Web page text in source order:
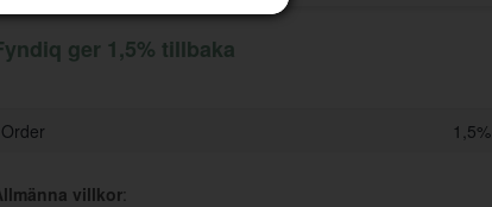
ger 1,5% tillbaka
Order 1,5%
villkor: